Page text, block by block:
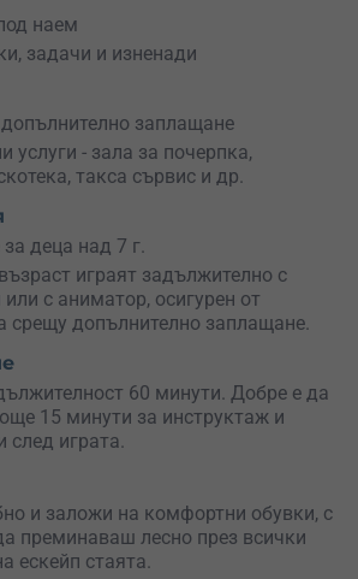
обаче не е на твоя страна – на
60 минути, а извънземните вече
на кабинета. Побързай!
нашествието се включва
Отборът ти трябва по най-
скрие.
Ще успееш ли да се
изследователите, които трябва да
от паралелна вселена.
през отворен портал,
Съществува истинска заплаха за
трябва да се погрижиш и да я
за връщането им обратно обаче
в нашия свят и са решени
ще направиш?
да се заема за работа и бързо да
за да освободи планетата от
го затвори завинаги.
стая избереш да играеш, ще
мистерии и приключения.
наем
задачи и изненади
заплащане
услуги - зала за почерпка,
такса сървис и др.
деца над 7 г.
играят задължително с
с аниматор, осигурен от
срещу допълнително заплащане.
60 минути. Добре е да
15 минути за инструктаж и
след играта.
и заложи на комфортни обувки, с
преминаваш лесно през всички
ескейп стаята.